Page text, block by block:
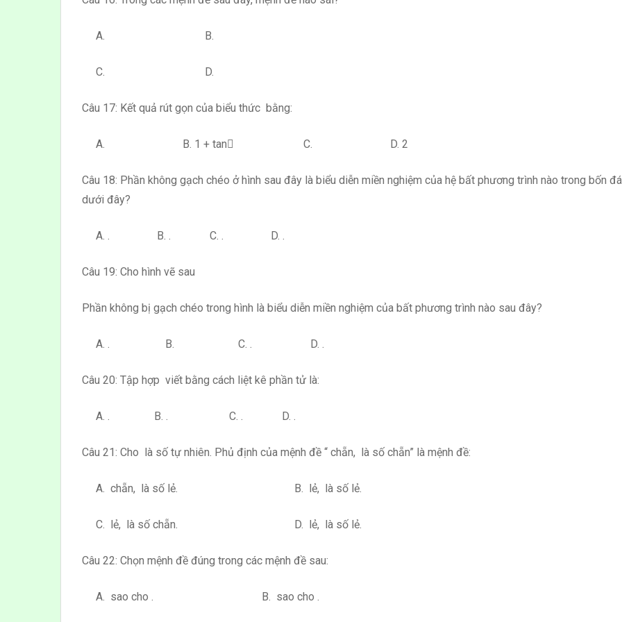
A. B.
C. D.
Câu 17: Kết quả rút gọn của biểu thức bằng:
A. B. 1 + tan C. D. 2
Câu 18: Phần không gạch chéo ở hình sau đây là biểu diễn miền nghiệm của hệ bất phương trình nào trong bốn
dưới đây?
A. . B. . C. . D. .
Câu 19: Cho hình vẽ sau
Phần không bị gạch chéo trong hình là biểu diễn miền nghiệm của bất phương trình nào sau đây?
A. . B. C. . D. .
Câu 20: Tập hợp viết bằng cách liệt kê phần tử là:
A. . B. . C. . D. .
Câu 21: Cho là số tự nhiên. Phủ định của mệnh đề “ chẵn, là số chẵn” là mệnh đề:
A. chẵn, là số lẻ. B. lẻ, là số lẻ.
C. lẻ, là số chẵn. D. lẻ, là số lẻ.
Câu 22: Chọn mệnh đề đúng trong các mệnh đề sau:
A. sao cho . B. sao cho .